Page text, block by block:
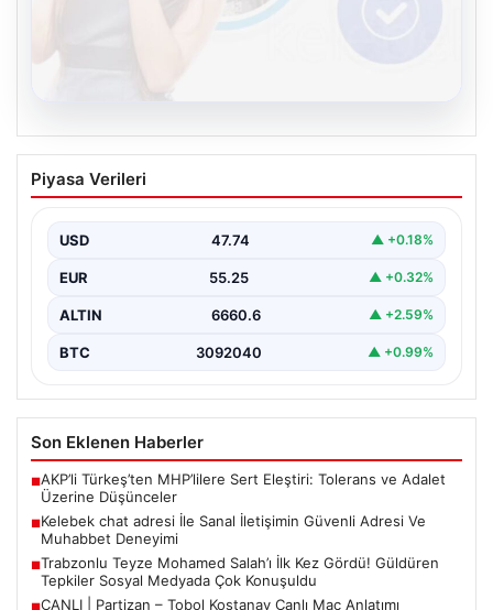
Kelebek chat adresi İle Sanal İletişimin
Güvenli Adresi Ve Muhabbet Deneyimi
sağlaması büyük bir hassasiyet taşımaktadır. Güncel
olarak…
Piyasa Verileri
USD 47.74 ▲ +0.18%
EUR 55.25 ▲ +0.32%
ALTIN 6660.6 ▲ +2.59%
BTC 3092040 ▲ +0.99%
Son Eklenen Haberler
■AKP’li Türkeş’ten MHP’lilere Sert Eleştiri: Tolerans ve Adalet
Üzerine Düşünceler
■Kelebek chat adresi İle Sanal İletişimin Güvenli Adresi Ve
Muhabbet Deneyimi
■Trabzonlu Teyze Mohamed Salah’ı İlk Kez Gördü! Güldüren
Tepkiler Sosyal Medyada Çok Konuşuldu
■CANLI | Partizan – Tobol Kostanay Canlı Maç Anlatımı